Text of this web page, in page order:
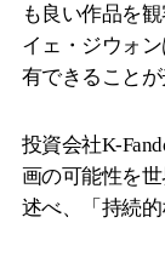
も良い作品を
イェ・ジウォ
有できることが
投資会社K-
画の可能性を
述べ、「持続